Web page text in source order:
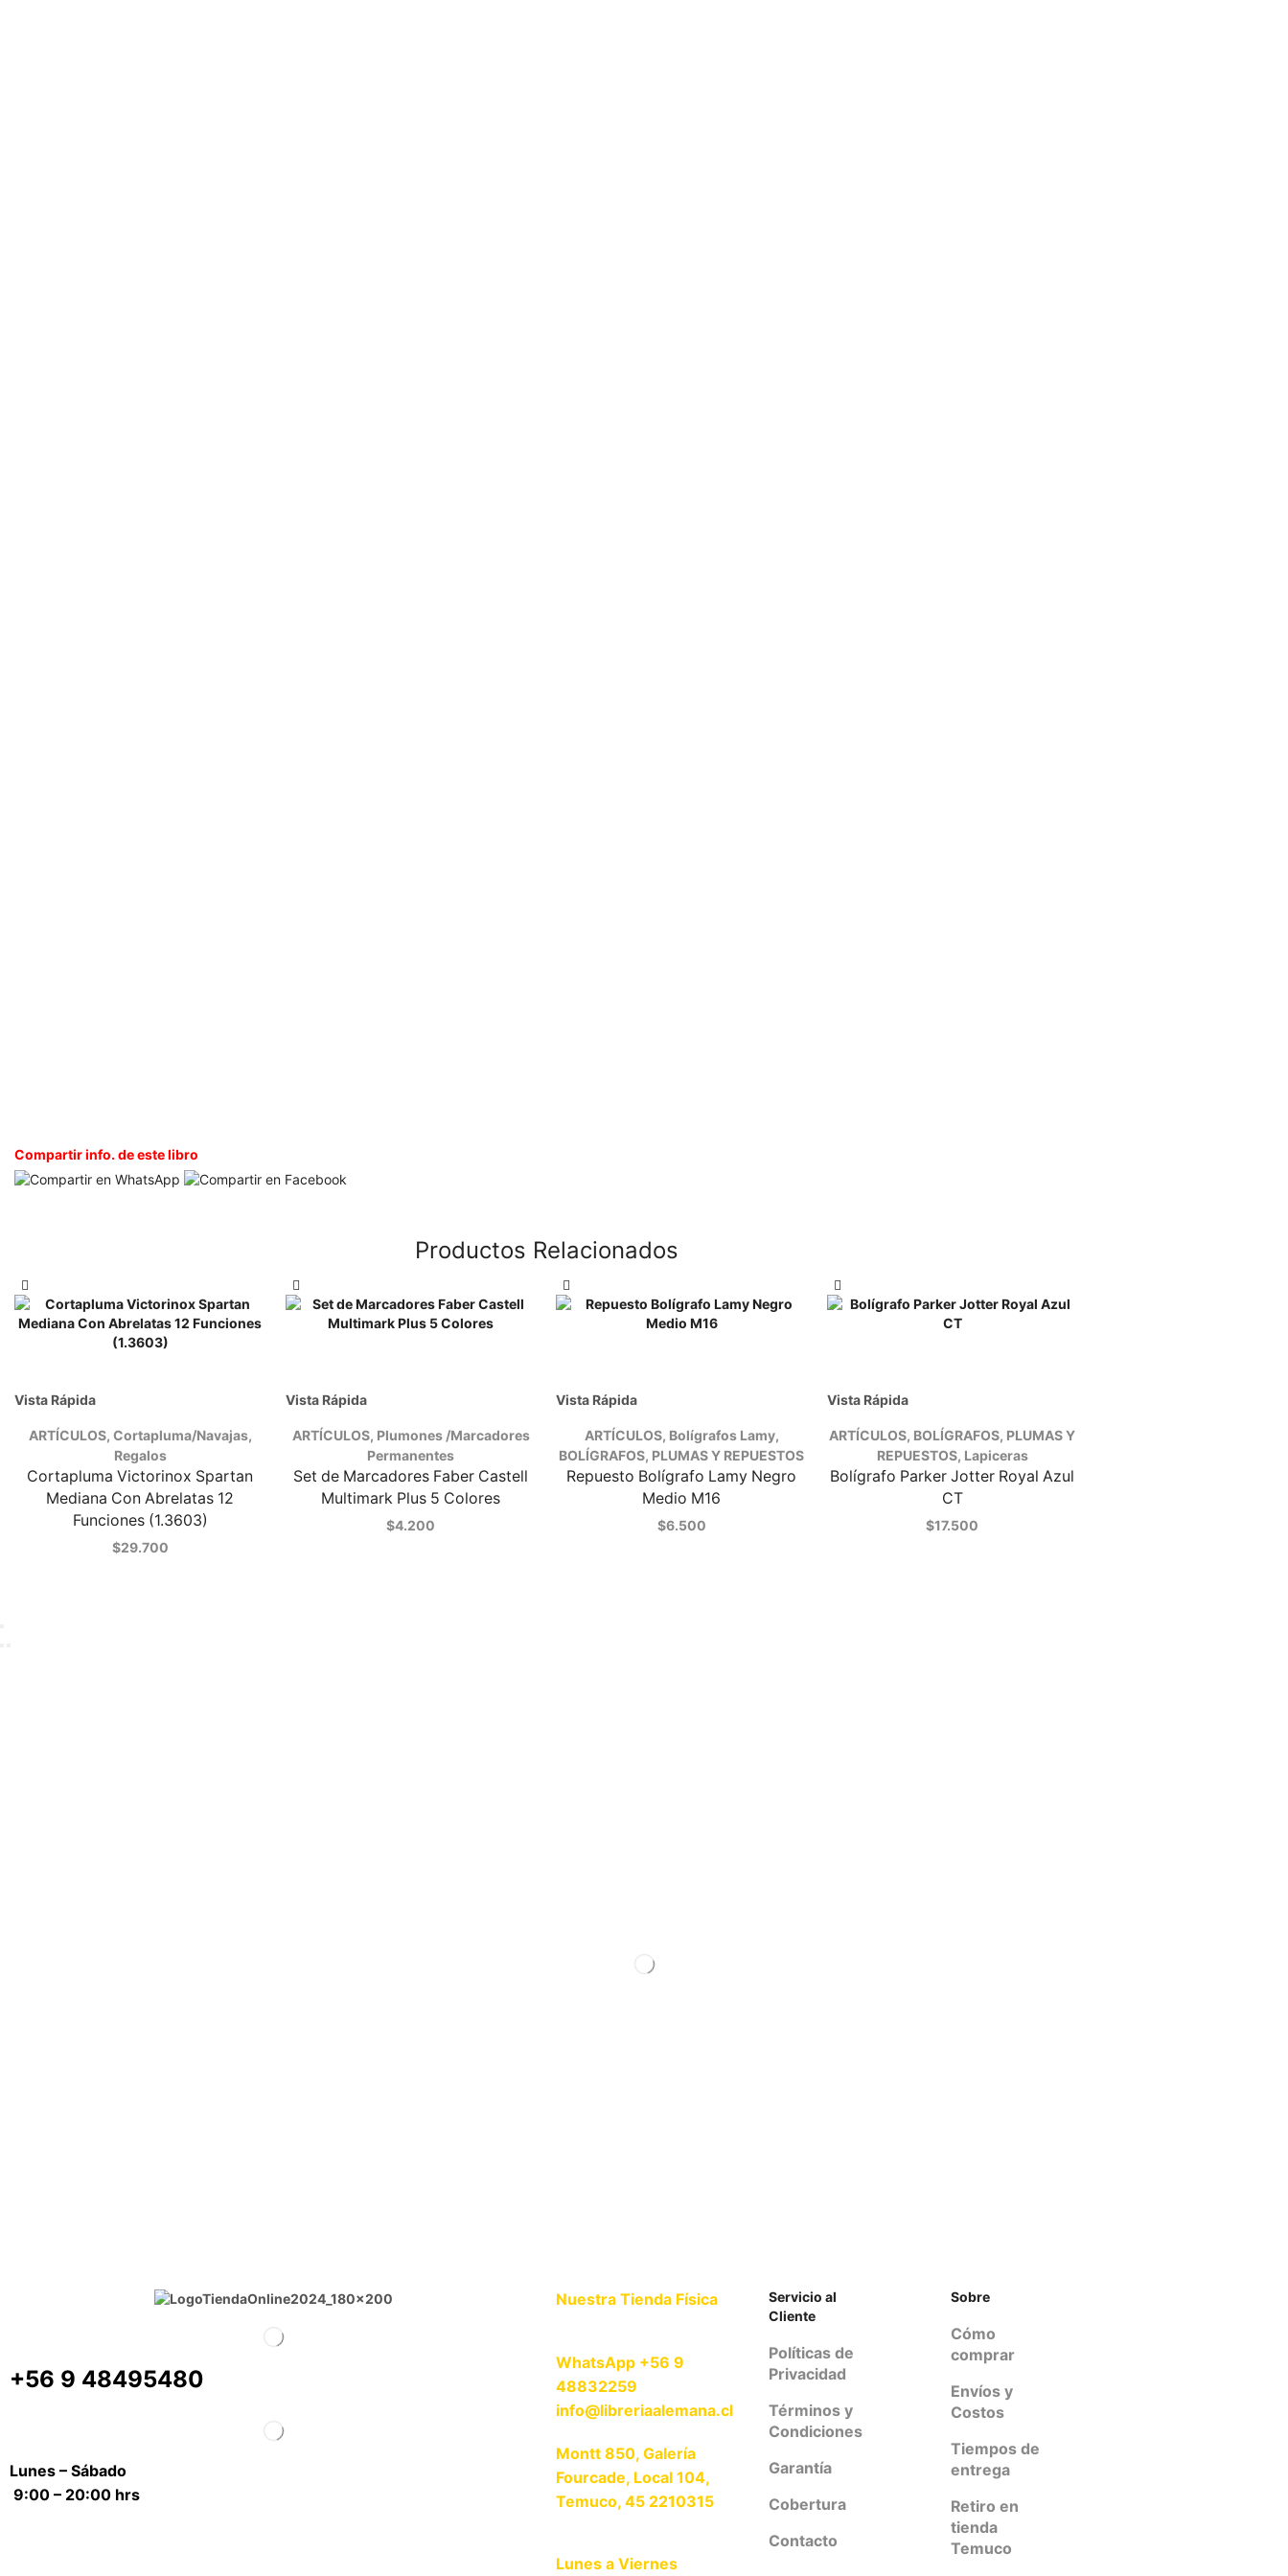
Compartir info. de este libro
Productos Relacionados
Vista Rápida
ARTÍCULOS, Cortapluma/Navajas,
Regalos
Cortapluma Victorinox Spartan
Mediana Con Abrelatas 12
Funciones (1.3603)
$29.700
Vista Rápida
ARTÍCULOS, Plumones /Marcadores
Permanentes
Set de Marcadores Faber Castell
Multimark Plus 5 Colores
$4.200
Vista Rápida
ARTÍCULOS, Bolígrafos Lamy,
BOLÍGRAFOS, PLUMAS Y REPUESTOS
Repuesto Bolígrafo Lamy Negro
Medio M16
$6.500
Vista Rápida
ARTÍCULOS, BOLÍGRAFOS, PLUMAS Y
REPUESTOS, Lapiceras
Bolígrafo Parker Jotter Royal Azul
CT
$17.500
+56 9 48495480
Lunes – Sábado
9:00 – 20:00 hrs
Nuestra Tienda Física
WhatsApp +56 9
48832259
info@libreriaalemana.cl
Montt 850, Galería
Fourcade, Local 104,
Temuco, 45 2210315
Lunes a Viernes
Servicio al
Cliente
Políticas de
Privacidad
Términos y
Condiciones
Garantía
Cobertura
Contacto
Sobre
Cómo
comprar
Envíos y
Costos
Tiempos de
entrega
Retiro en
tienda
Temuco